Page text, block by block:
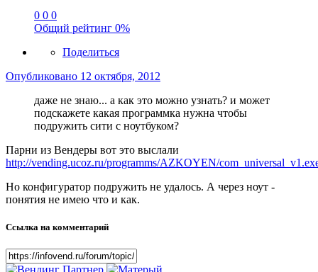
0 0 0
Общий рейтинг 0%
Поделиться
Опубликовано 12 октября, 2012
даже не знаю... а как это можно узнать? и может
подскажете какая программка нужна чтобы
подружить сити с ноутбуком?
Парни из Вендеры вот это выслали
http://vending.ucoz.ru/programms/AZKOYEN/
Но конфигуратор подружить не удалось. А через ноут -
понятия не имею что и как.
Ссылка на комментарий